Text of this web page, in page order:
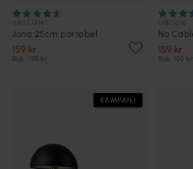
Jona 25cm portabel
159 kr
Rek. 199 kr
No
159 kr
Rek. 199 kr
KAMPANJ